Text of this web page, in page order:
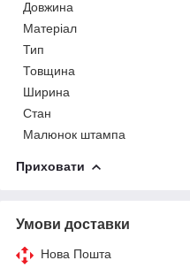
Довжина
Матеріал
Тип
Товщина
Ширина
Стан
Малюнок штампа
Приховати
Умови доставки
Нова Пошта